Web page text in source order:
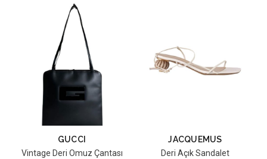
GUCCI
Vintage Deri Omuz Çantası
JACQUEMUS
Deri Açık Sandalet